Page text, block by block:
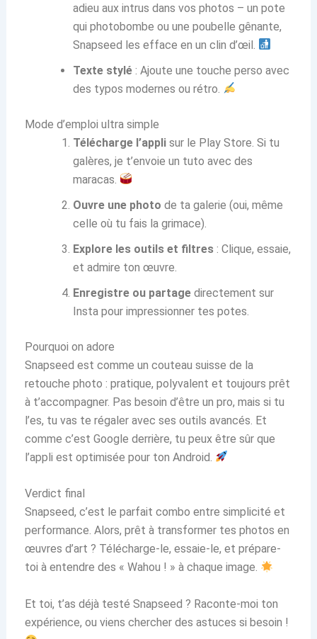
adieu aux intrus dans vos photos – un pote
qui photobombe ou une poubelle gênante,
Snapseed les efface en un clin d’œil.
Texte stylé: Ajoute une touche perso avec
des typos modernes ou rétro.
Mode d’emploi ultra simple
Télécharge l’applisur le Play Store. Si tu
galères, je t’envoie un tuto avec des
maracas.
Ouvre une photo de ta galerie (oui, même
celle où tu fais la grimace).
Explore les outils et filtres: Clique, essaie,
et admire ton œuvre.
Enregistre ou partagedirectement sur
Insta pour impressionner tes potes.
Pourquoi on adore
Snapseed est comme un couteau suisse de la
retouche photo : pratique, polyvalent et toujours prêt
à t’accompagner. Pas besoin d’être un pro, mais si tu
l’es, tu vas te régaler avec ses outils avancés. Et
comme c’est Google derrière, tu peux être sûr que
l’appli est optimisée pour ton Android.
Verdict final
Snapseed, c’est le parfait combo entre simplicité et
performance. Alors, prêt à transformer tes photos en
œuvres d’art ? Télécharge-le, essaie-le, et prépare-
toi à entendre des « Wahou ! » à chaque image.
Et toi, t’as déjà testé Snapseed ? Raconte-moi ton
expérience, ou viens chercher des astuces si besoin !